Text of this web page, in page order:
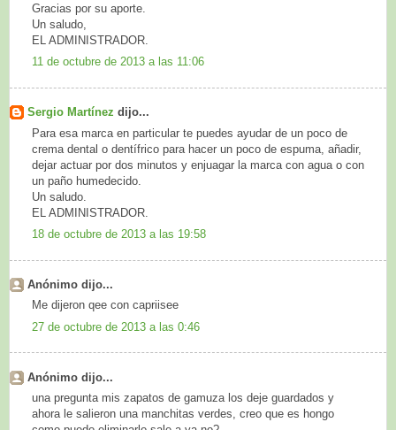
Gracias por su aporte.
Un saludo,
EL ADMINISTRADOR.
11 de octubre de 2013 a las 11:06
Sergio Martínez dijo...
Para esa marca en particular te puedes ayudar de un poco de
crema dental o dentífrico para hacer un poco de espuma, añadir,
dejar actuar por dos minutos y enjuagar la marca con agua o con
un paño humedecido.
Un saludo.
EL ADMINISTRADOR.
18 de octubre de 2013 a las 19:58
Anónimo dijo...
Me dijeron qee con capriisee
27 de octubre de 2013 a las 0:46
Anónimo dijo...
una pregunta mis zapatos de gamuza los deje guardados y
ahora le salieron una manchitas verdes, creo que es hongo